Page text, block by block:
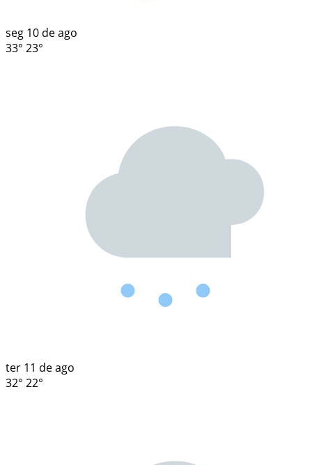
seg 10 de ago
33° 23°
ter 11 de ago
32° 22°